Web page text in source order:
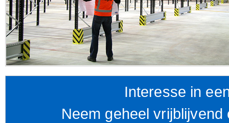
Interesse in
Neem geheel